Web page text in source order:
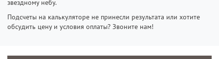
звездному небу.
Подсчеты на калькуляторе не принесли результата или хотите
обсудить цену и условия оплаты? Звоните нам!